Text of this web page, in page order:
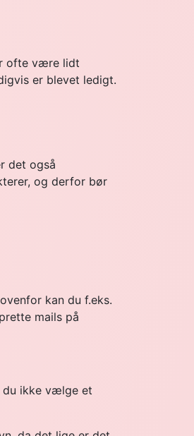
ofte være lidt
er blevet ledigt.
det også
og derfor bør
kan du f.eks.
mails på
du ikke vælge et